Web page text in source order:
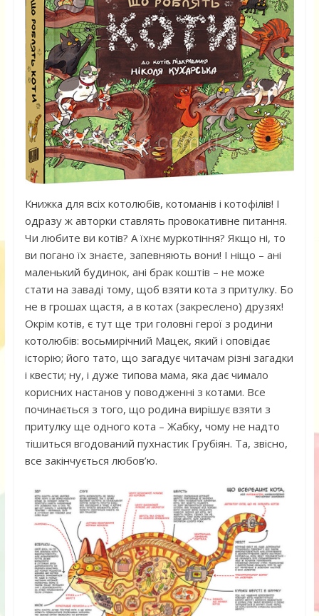
Книжка для всіх котолюбів, котоманів і котофілів! І
одразу ж авторки ставлять провокативне питання.
Чи любите ви котів? А їхнє муркотіння? Якщо ні, то
ви погано їх знаєте, запевняють вони! І ніщо – ані
маленький будинок, ані брак коштів – не може
стати на заваді тому, щоб взяти кота з притулку. Бо
не в грошах щастя, а в котах (закреслено) друзях!
Окрім котів, є тут ще три головні герої з родини
котолюбів: восьмирічний Мацек, який і оповідає
історію; його тато, що загадує читачам різні загадки
і квести; ну, і дуже типова мама, яка дає чимало
корисних настанов у поводженні з котами. Все
починається з того, що родина вирішує взяти з
притулку ще одного кота – Жабку, чому не надто
тішиться вгодований пухнастик Грубіян. Та, звісно,
все закінчується любов’ю.